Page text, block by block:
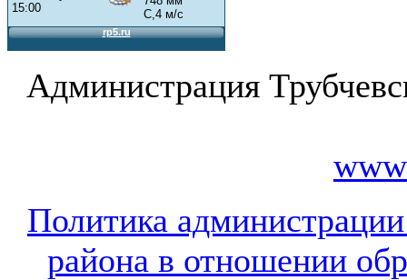
Администрация
Политика
района в отношении